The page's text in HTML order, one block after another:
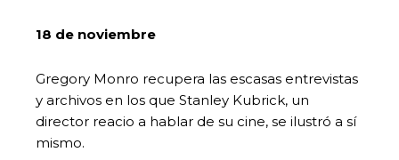
18 de noviembre
Gregory Monro recupera las escasas entrevistas
y archivos en los que Stanley Kubrick, un
director reacio a hablar de su cine, se ilustró a sí
mismo.